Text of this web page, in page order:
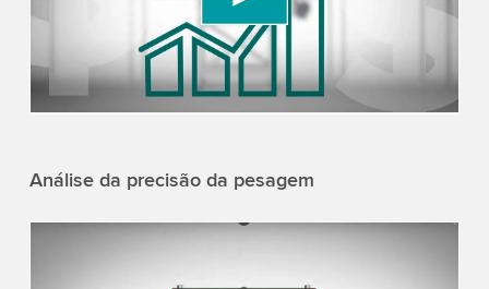
Please review the details and accept the service
to watch this video.
Análise da precisão da pesagem